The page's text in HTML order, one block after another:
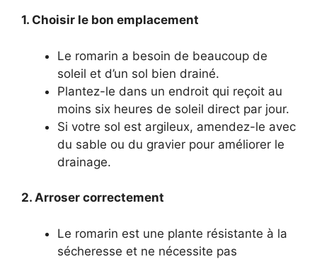
1. Choisir le bon emplacement
Le romarin a besoin de beaucoup de
soleil et d’un sol bien drainé.
Plantez-le dans un endroit qui reçoit au
moins six heures de soleil direct par jour.
Si votre sol est argileux, amendez-le avec
du sable ou du gravier pour améliorer le
drainage.
2. Arroser correctement
Le romarin est une plante résistante à la
sécheresse et ne nécessite pas